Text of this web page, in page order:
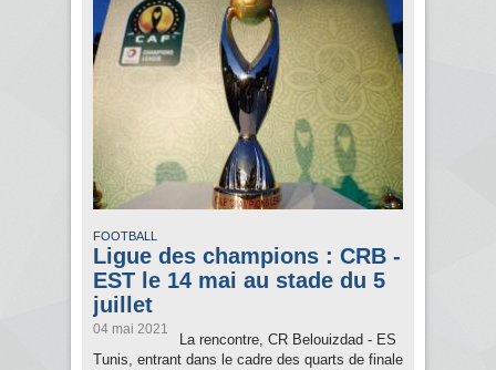
FOOTBALL
Ligue des champions : CRB -
EST le 14 mai au stade du 5
juillet
04 mai 2021
La rencontre, CR Belouizdad - ES
Tunis, entrant dans le cadre des quarts de finale